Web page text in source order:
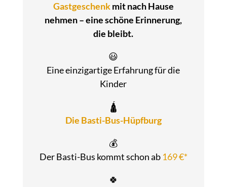
Gastgeschenkmit nach Hause
nehmen – eine schöne Erinnerung,
die bleibt.
😃
Eine einzigartige Erfahrung für die
Kinder
🛕
Die Basti-Bus-Hüpfburg
💰
Der Basti-Bus kommt schon ab 169 €*
🍀